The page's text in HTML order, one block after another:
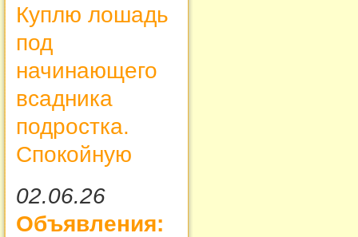
Куплю лошадь
под
начинающего
всадника
подростка.
Спокойную
02.06.26
Объявления: